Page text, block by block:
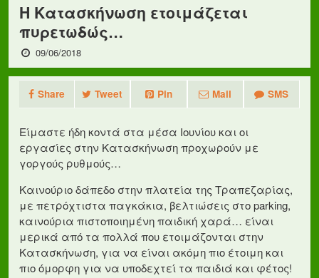
Η Κατασκήνωση ετοιμάζεται
πυρετωδώς…
09/06/2018
Share Tweet Pin Mail SMS
Είμαστε ήδη κοντά στα μέσα Ιουνίου και οι
εργασίες στην Κατασκήνωση προχωρούν με
γοργούς ρυθμούς…
Καινούριο δάπεδο στην πλατεία της Τραπεζαρίας,
με πετρόχτιστα παγκάκια, βελτιώσεις στο parking,
καινούρια πιστοποιημένη παιδική χαρά… είναι
μερικά από τα πολλά που ετοιμάζονται στην
Κατασκήνωση, για να είναι ακόμη πιο έτοιμη και
πιο όμορφη για να υποδεχτεί τα παιδιά και φέτος!